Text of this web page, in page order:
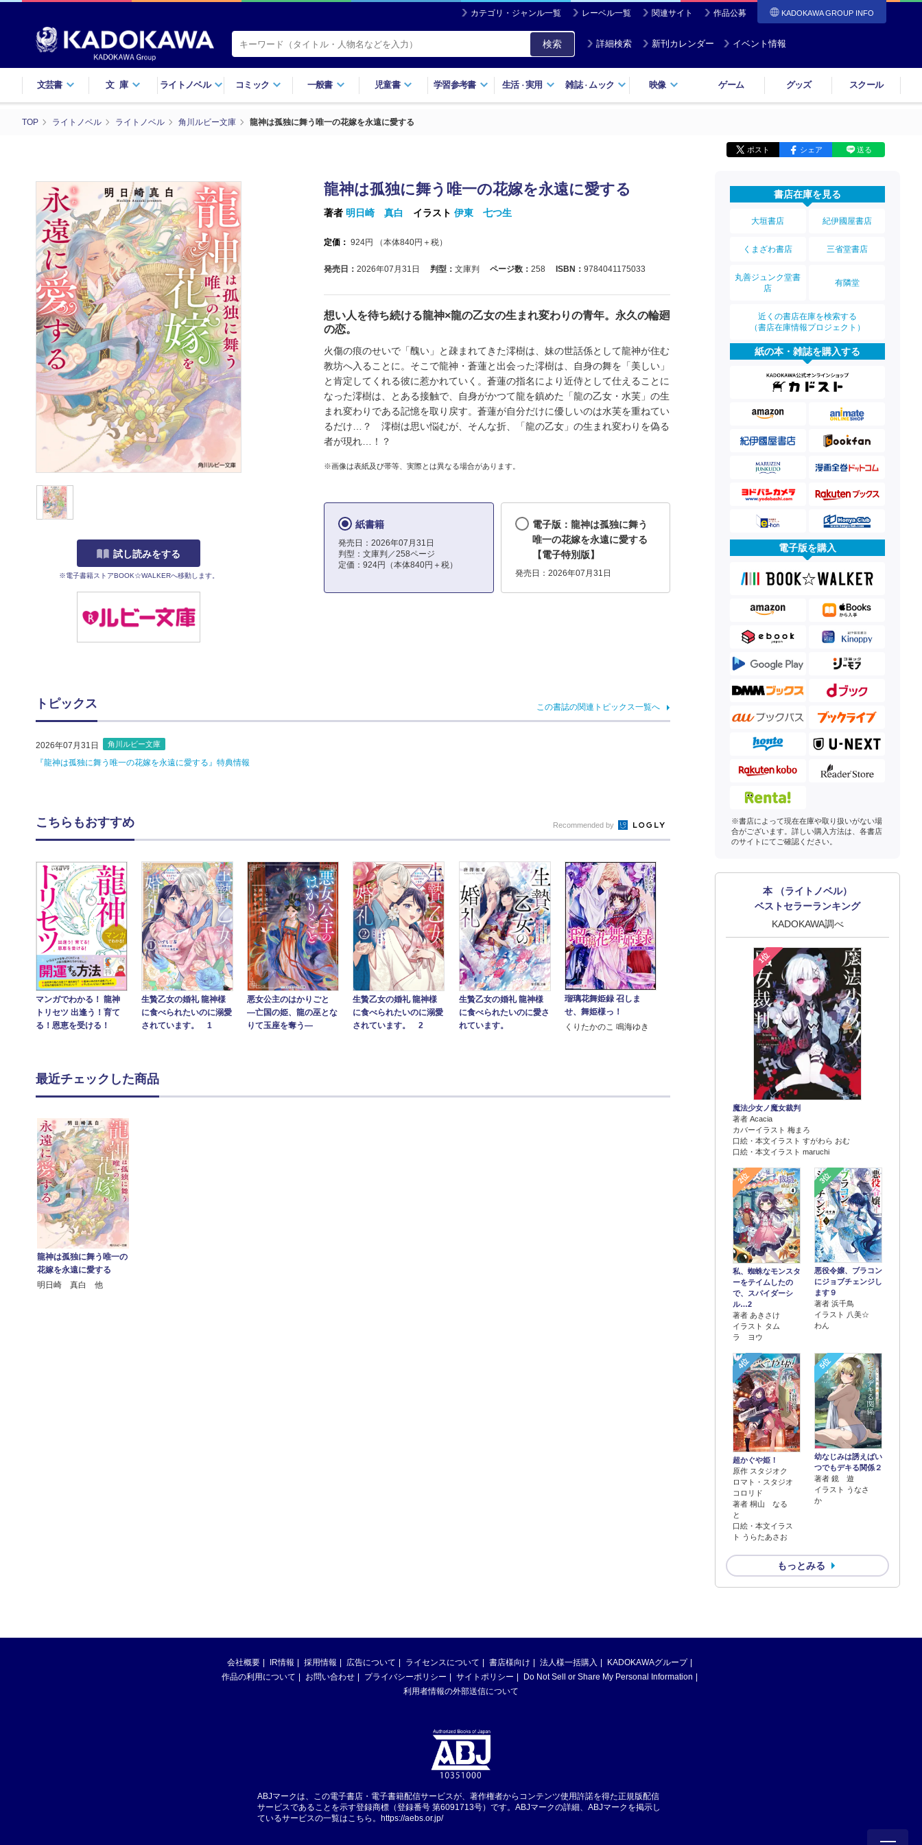
カテゴリ・ジャンル一覧 レーベル一覧 関連サイト 作品公募 KADOKAWA GROUP INFO
検索 詳細検索 新刊カレンダー イベント情報
文芸書 文庫 ライトノベル コミック 一般書 児童書 学習参考書 生活・実用 雑誌・ ムック 映像 ゲーム グッズ スクール
TOP ライトノベル ライトノベル 角川ルビー文庫 龍神は孤独に舞う唯一の花嫁を永遠に愛する
ポスト シェア 送る
試し読みをする
※電子書籍ストアBOOK☆WALKERへ移動します。
龍神は孤独に舞う唯一の花嫁を永遠に愛する
著者 明日崎 真白 イラスト 伊東 七つ生
定価： 924円 （本体840円＋税）
発売日： 2026年07月31日 判型： 文庫判 ページ数： 258 ISBN： 9784041175033
想い人を待ち続ける龍神×龍の乙女の生まれ変わりの青年。永久の輪廻
の恋。
火傷の痕のせいで「醜い」と疎まれてきた澪樹は、妹の世話係として龍神が住む
教坊へ入ることに。そこで龍神・蒼蓮と出会った澪樹は、自身の舞を「美しい」
と肯定してくれる彼に惹かれていく。蒼蓮の指名により近侍として仕えることに
なった澪樹は、とある接触で、自身がかつて龍を鎮めた「龍の乙女・水芙」の生
まれ変わりである記憶を取り戻す。蒼蓮が自分だけに優しいのは水芙を重ねてい
るだけ…？ 澪樹は思い悩むが、そんな折、「龍の乙女」の生まれ変わりを偽る
者が現れ…！？
※画像は表紙及び帯等、実際とは異なる場合があります。
紙書籍
発売日：2026年07月31日
判型：文庫判／258ページ
定価：924円（本体840円＋税）
電子版：龍神は孤独に舞う
唯一の花嫁を永遠に愛する
【電子特別版】
発売日：2026年07月31日
トピックス この書誌の関連トピックス一覧へ
2026年07月31日 角川ルビー文庫
『龍神は孤独に舞う唯一の花嫁を永遠に愛する』特典情報
書店在庫を見る
大垣書店 紀伊國屋書店
くまざわ書店 三省堂書店
丸善ジュンク堂書
店
有隣堂
近くの書店在庫を検索する
（書店在庫情報プロジェクト）
紙の本・雑誌を購入する
電子版を購入
※書店によって現在在庫や取り扱いがない場
合がございます。詳しい購入方法は、各書店
のサイトにてご確認ください。
本 （ライトノベル）
ベストセラーランキング
KADOKAWA調べ
1位
魔法少女ノ魔女裁判
著者 Acacia
カバーイラスト 梅まろ
口絵・本文イラスト すがわら おむ
口絵・本文イラスト maruchi
2位
私、蜘蛛なモンスタ
ーをテイムしたの
で、スパイダーシ
ル…2
著者 あきさけ
イラスト タム
ラ ヨウ
3位
悪役令嬢、ブラコン
にジョブチェンジし
ます９
著者 浜千鳥
イラスト 八美☆
わん
4位
超かぐや姫！
原作 スタジオク
ロマト・スタジオ
コロリド
著者 桐山 なる
と
口絵・本文イラス
ト うらたあさお
5位
幼なじみは誘えばい
つでもデキる関係２
著者 鏡 遊
イラスト うなさ
か
もっとみる
こちらもおすすめ Recommended by
マンガでわかる！ 龍神
トリセツ 出逢う！育て
る！恩恵を受ける！
生贄乙女の婚礼 龍神様
に食べられたいのに溺愛
されています。 1
悪女公主のはかりごと
―亡国の姫、龍の巫とな
りて玉座を奪う―
生贄乙女の婚礼 龍神様
に食べられたいのに溺愛
されています。 2
生贄乙女の婚礼 龍神様
に食べられたいのに愛さ
れています。
瑠璃花舞姫録 召しま
せ、舞姫様っ！
くりたかのこ 鳴海ゆき
最近チェックした商品
龍神は孤独に舞う唯一の
花嫁を永遠に愛する
明日崎 真白 他
会社概要 IR情報 採用情報 広告について ライセンスについて 書店様向け 法人様一括購入
KADOKAWAグループ
作品の利用について
お問い合わせ プライバシーポリシー サイトポリシー
Do Not Sell or Share My Personal Information
利用者情報の外部送信について
ABJマークは、この電子書店・電子書籍配信サービスが、著作権者からコンテンツ使用許諾を得た正規版配信
サービスであることを示す登録商標（登録番号 第6091713号）です。ABJマークの詳細、ABJマークを掲示し
ているサービスの一覧はこちら。 https://aebs.or.jp/